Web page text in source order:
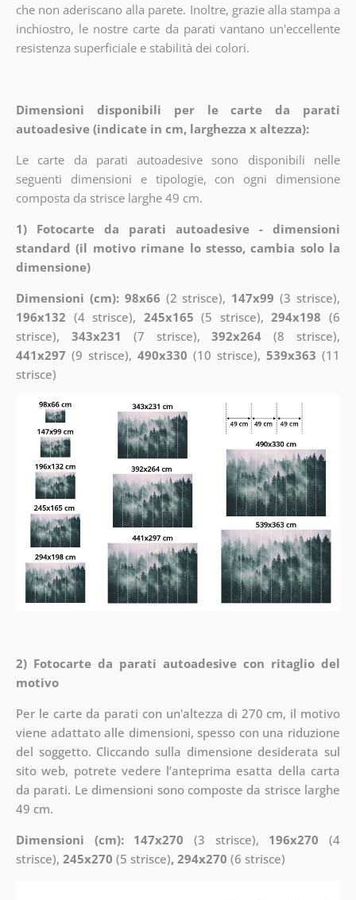
che non aderiscano alla parete. Inoltre, grazie alla stampa a
inchiostro, le nostre carte da parati vantano un'eccellente
resistenza superficiale e stabilità dei colori.
Dimensioni disponibili per le carte da parati
autoadesive (indicate in cm, larghezza x altezza):
Le carte da parati autoadesive sono disponibili nelle
seguenti dimensioni e tipologie, con ogni dimensione
composta da strisce larghe 49 cm.
1) Fotocarte da parati autoadesive - dimensioni
standard (il motivo rimane lo stesso, cambia solo la
dimensione)
Dimensioni (cm): 98x66 (2 strisce), 147x99 (3 strisce),
196x132 (4 strisce), 245x165 (5 strisce),294x198 (6
strisce), 343x231 (7 strisce),392x264 (8 strisce),
441x297 (9 strisce), 490x330 (10 strisce),539x363 (11
strisce)
2) Fotocarte da parati autoadesive con ritaglio del
motivo
Per le carte da parati con un'altezza di 270 cm, il motivo
viene adattato alle dimensioni, spesso con una riduzione
del soggetto. Cliccando sulla dimensione desiderata sul
sito web, potrete vedere l’anteprima esatta della carta
da parati. Le dimensioni sono composte da strisce larghe
49 cm.
Dimensioni (cm): 147x270 (3 strisce), 196x270 (4
strisce), 245x270 (5 strisce), 294x270 (6 strisce)